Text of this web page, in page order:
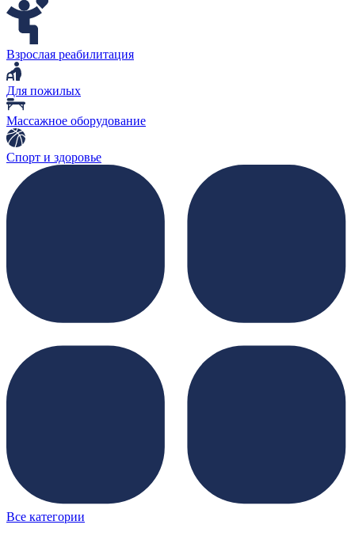
Взрослая реабилитация
Для пожилых
Массажное оборудование
Спорт и здоровье
Все категории